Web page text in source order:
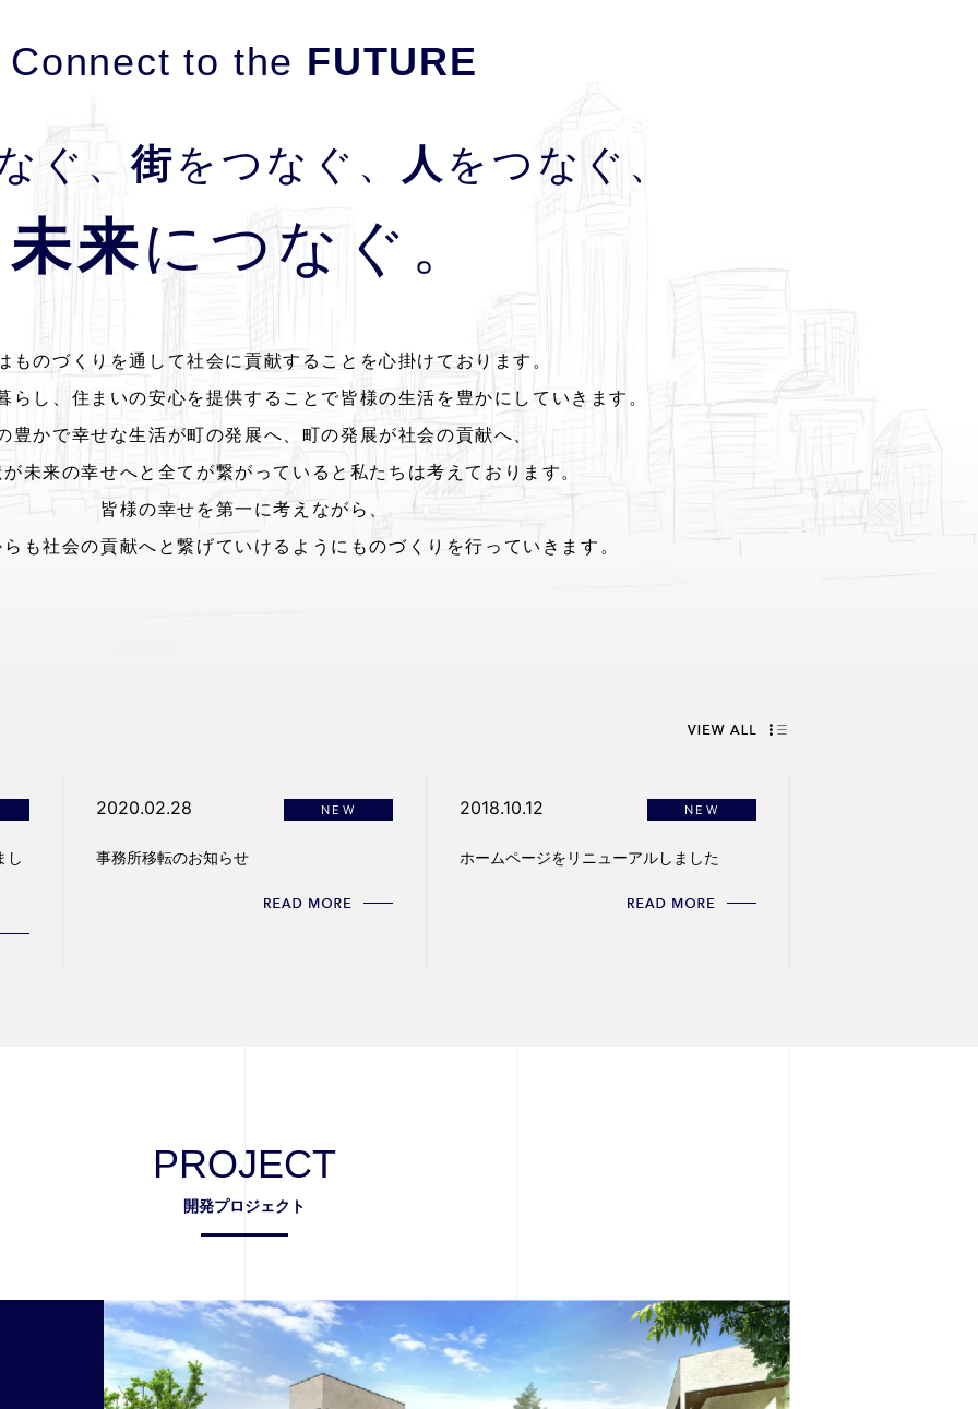
Connect to the FUTURE
ぐ、街をつなぐ、 人 をつなぐ、
未来につなぐ。
ものづくりを通して社会に貢献することを心掛けております。
らし、住まいの安心を提供することで皆様の生活を豊かにしていきます。
豊かで幸せな生活が町の発展へ、町の発展が社会の貢献へ、
未来の幸せへと全てが繋がっていると私たちは考えております。
皆様の幸せを第一に考えながら、
も社会の貢献へと繋げていけるようにものづくりを行っていきます。
し
2020.02.28 NEW
事務所移転のお知らせ
2018.10.12 NEW
ホームページをリニューアルしました
PROJECT
開発プロジェクト